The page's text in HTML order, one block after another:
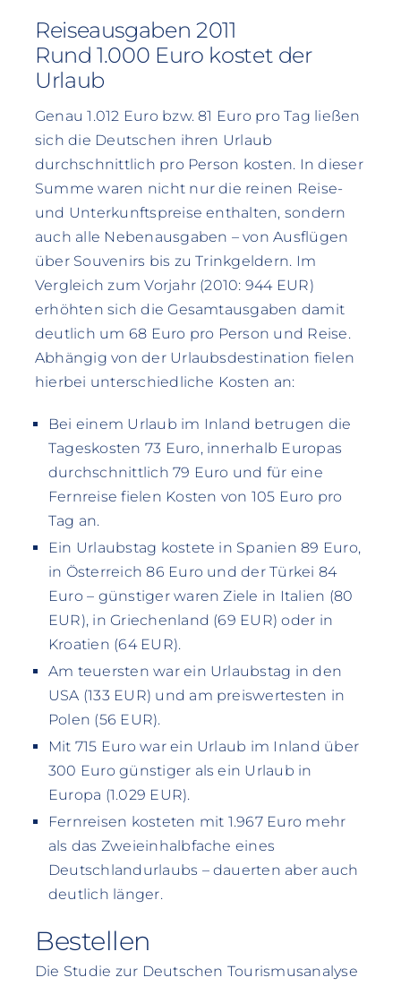
Reiseausgaben 2011
Rund 1.000 Euro kostet der
Urlaub
Genau 1.012 Euro bzw. 81 Euro pro Tag ließen
sich die Deutschen ihren Urlaub
durchschnittlich pro Person kosten. In dieser
Summe waren nicht nur die reinen Reise-
und Unterkunftspreise enthalten, sondern
auch alle Nebenausgaben – von Ausflügen
über Souvenirs bis zu Trinkgeldern. Im
Vergleich zum Vorjahr (2010: 944 EUR)
erhöhten sich die Gesamtausgaben damit
deutlich um 68 Euro pro Person und Reise.
Abhängig von der Urlaubsdestination fielen
hierbei unterschiedliche Kosten an:
Bei einem Urlaub im Inland betrugen die
Tageskosten 73 Euro, innerhalb Europas
durchschnittlich 79 Euro und für eine
Fernreise fielen Kosten von 105 Euro pro
Tag an.
Ein Urlaubstag kostete in Spanien 89 Euro,
in Österreich 86 Euro und der Türkei 84
Euro – günstiger waren Ziele in Italien (80
EUR), in Griechenland (69 EUR) oder in
Kroatien (64 EUR).
Am teuersten war ein Urlaubstag in den
USA (133 EUR) und am preiswertesten in
Polen (56 EUR).
Mit 715 Euro war ein Urlaub im Inland über
300 Euro günstiger als ein Urlaub in
Europa (1.029 EUR).
Fernreisen kosteten mit 1.967 Euro mehr
als das Zweieinhalbfache eines
Deutschlandurlaubs – dauerten aber auch
deutlich länger.
Bestellen
Die Studie zur Deutschen Tourismusanalyse